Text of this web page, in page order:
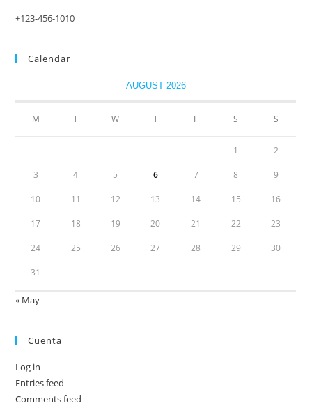
+123-456-1010
Calendar
AUGUST 2026
M T W T F S S
1 2
3 4 5 6 7 8 9
10 11 12 13 14 15 16
17 18 19 20 21 22 23
24 25 26 27 28 29 30
31
« May
Cuenta
Log in
Entries feed
Comments feed